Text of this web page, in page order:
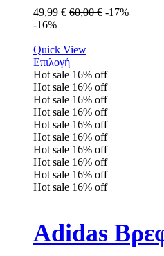
49,99 € 60,00€ -17%
-16%
Quick View
Επιλογή
Hot sale 16% off
Hot sale 16% off
Hot sale 16% off
Hot sale 16% off
Hot sale 16% off
Hot sale 16% off
Hot sale 16% off
Hot sale 16% off
Hot sale 16% off
Hot sale 16% off
Adidas